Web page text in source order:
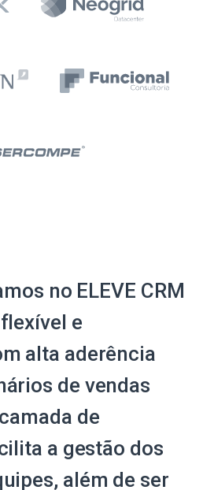
no ELEVE CRM
e
alta aderência
de vendas
de
a gestão dos
além de ser